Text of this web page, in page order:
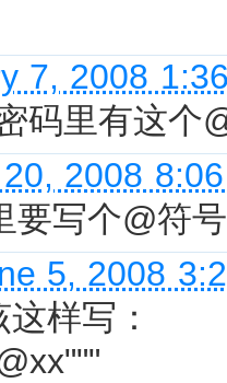
7, 2008
码里有这个
2008
要写个@符
5, 2008
样写：